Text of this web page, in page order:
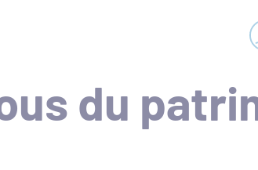
Navigation
du